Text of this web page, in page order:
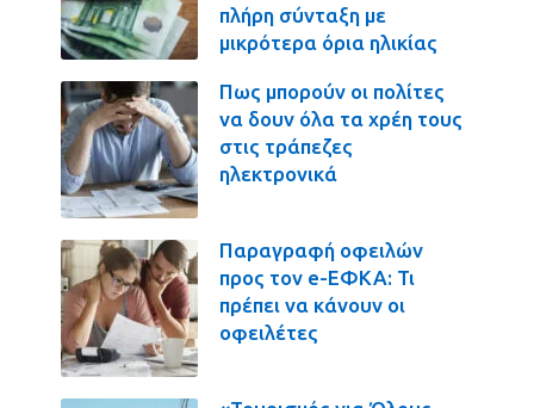
πλήρη σύνταξη με
μικρότερα όρια ηλικίας
Πως μπορούν οι πολίτες
να δουν όλα τα χρέη τους
στις τράπεζες
ηλεκτρονικά
Παραγραφή οφειλών
προς τον e-ΕΦΚΑ: Τι
πρέπει να κάνουν οι
οφειλέτες